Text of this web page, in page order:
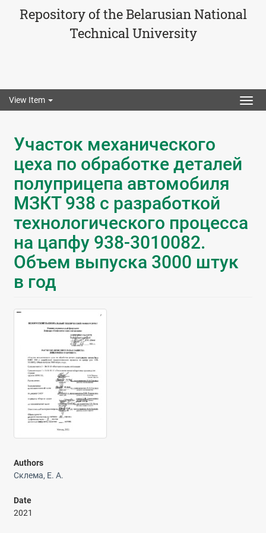
Repository of the Belarusian National
Technical University
View Item
Участок механического
цеха по обработке деталей
полуприцепа автомобиля
МЗКТ 938 с разработкой
технологического процесса
на цапфу 938-3010082.
Объем выпуска 3000 штук
в год
Authors
Склема, Е. А.
Date
2021